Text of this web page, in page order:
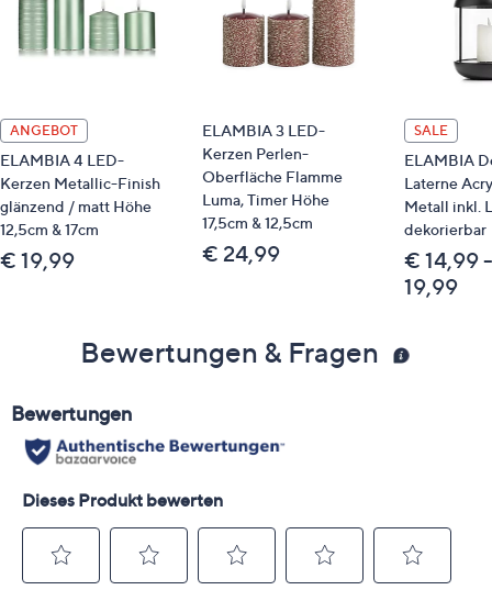
ANGEBOT
ELAMBIA 4 LED-
Kerzen Metallic-Finish
glänzend / matt Höhe
12,5cm & 17cm
€ 19,99
ELAMBIA 3 LED-
Kerzen Perlen-
Oberfläche Flamme
Luma, Timer Höhe
17,5cm & 12,5cm
€ 24,99
SALE
ELAMBIA
Laterne
Metall inkl.
dekorierbar
€ 14,99
19,99
Bewertungen & Fragen